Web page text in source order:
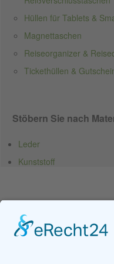
Hüllen für Tablets &
Magnettaschen
Reiseorganizer &
Tickethüllen &
Stöbern Sie nach
Leder
Kunststoff